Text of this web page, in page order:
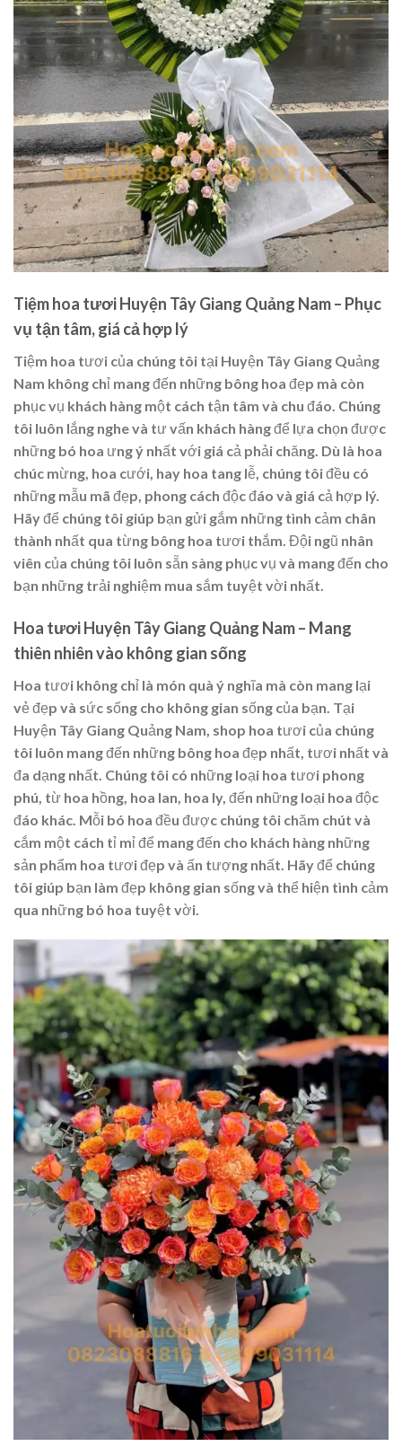
Tiệm hoa tươi Huyện Tây Giang Quảng Nam – Phục
vụ tận tâm, giá cả hợp lý
Tiệm hoa tươi của chúng tôi tại Huyện Tây Giang Quảng
Nam không chỉ mang đến những bông hoa đẹp mà còn
phục vụ khách hàng một cách tận tâm và chu đáo. Chúng
tôi luôn lắng nghe và tư vấn khách hàng để lựa chọn được
những bó hoa ưng ý nhất với giá cả phải chăng. Dù là hoa
chúc mừng, hoa cưới, hay hoa tang lễ, chúng tôi đều có
những mẫu mã đẹp, phong cách độc đáo và giá cả hợp lý.
Hãy để chúng tôi giúp bạn gửi gắm những tình cảm chân
thành nhất qua từng bông hoa tươi thắm. Đội ngũ nhân
viên của chúng tôi luôn sẵn sàng phục vụ và mang đến cho
bạn những trải nghiệm mua sắm tuyệt vời nhất.
Hoa tươi Huyện Tây Giang Quảng Nam – Mang
thiên nhiên vào không gian sống
Hoa tươi không chỉ là món quà ý nghĩa mà còn mang lại
vẻ đẹp và sức sống cho không gian sống của bạn. Tại
Huyện Tây Giang Quảng Nam, shop hoa tươi của chúng
tôi luôn mang đến những bông hoa đẹp nhất, tươi nhất và
đa dạng nhất. Chúng tôi có những loại hoa tươi phong
phú, từ hoa hồng, hoa lan, hoa ly, đến những loại hoa độc
đáo khác. Mỗi bó hoa đều được chúng tôi chăm chút và
cắm một cách tỉ mỉ để mang đến cho khách hàng những
sản phẩm hoa tươi đẹp và ấn tượng nhất. Hãy để chúng
tôi giúp bạn làm đẹp không gian sống và thể hiện tình cảm
qua những bó hoa tuyệt vời.